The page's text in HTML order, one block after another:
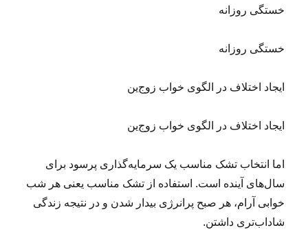
خستگی روزانه
خستگی روزانه
ایجاد اختلاف در الگوی خواب زوج‌ین
ایجاد اختلاف در الگوی خواب زوج‌ین
اما انتخاب تشک مناسب یک سرمایه‌گذاری پرسود برای
سال‌های آینده است. استفاده از تشک مناسب یعنی هر شب
خوابی آرام، هر صبح پرانرژی بیدار شدن و در نتیجه زندگی
شاداب‌تری داشتن.